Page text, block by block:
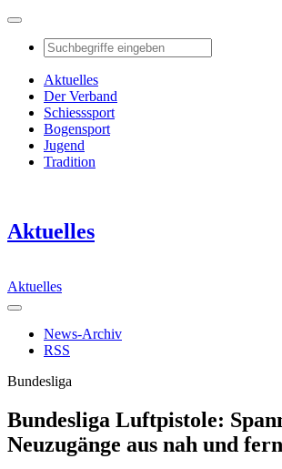
Aktuelles
Der Verband
Schiesssport
Bogensport
Jugend
Tradition
Aktuelles
Aktuelles
News-Archiv
RSS
Bundesliga
Bundesliga Luftpistole:
Neuzugänge aus nah und fern